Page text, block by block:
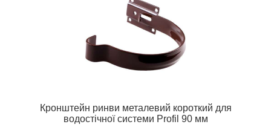
Кронштейн ринви металевий короткий для
водостічної системи Profil 90 мм